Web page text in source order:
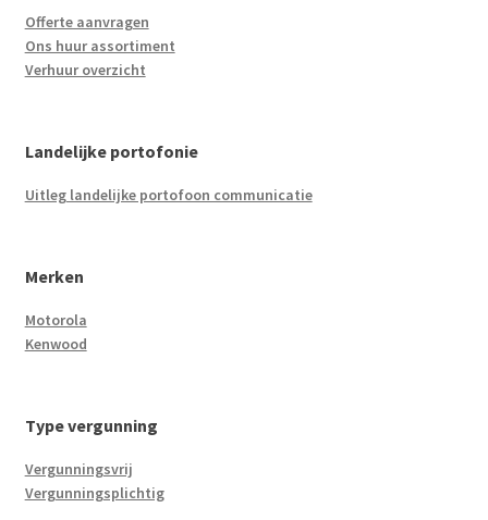
Offerte aanvragen
Ons huur assortiment
Verhuur overzicht
Landelijke portofonie
Uitleg landelijke portofoon communicatie
Merken
Motorola
Kenwood
Type vergunning
Vergunningsvrij
Vergunningsplichtig